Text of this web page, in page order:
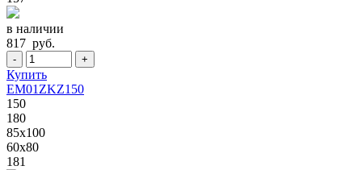
в наличии
817 руб.
- +
Купить
EM01ZKZ150
150
180
85x100
60x80
181